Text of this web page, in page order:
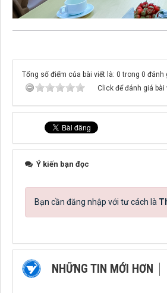
Tổng số điểm của bài viết là: 0 trong 0 đánh
Click để đánh giá bài
Ý kiến bạn đọc
Bạn cần đăng nhập với tư cách là
NHỮNG TIN MỚI HƠN